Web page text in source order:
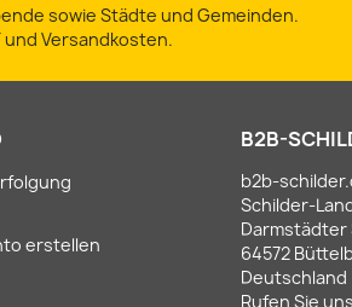
sowie Städte und Gemeinden.
und Versandkosten.
erstellen
B2B-
b2b-
Schilder-
Darmstädter
64572
Deutschland
Rufen Sie